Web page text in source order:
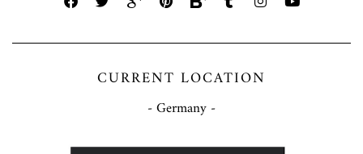
CURRENT LOCATION
- Germany -